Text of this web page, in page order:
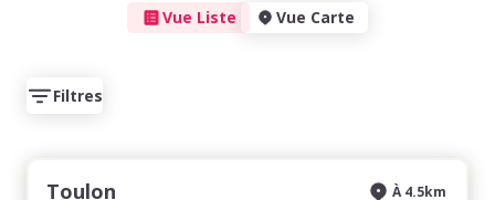
Vue Liste Vue Carte
Filtres
Toulon
À 4.5km